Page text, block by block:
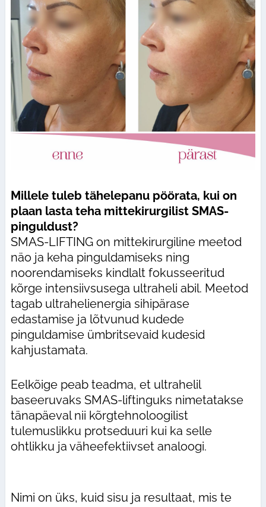
Millele tuleb tähelepanu pöörata, kui on
plaan lasta teha mittekirurgilist SMAS-
pinguldust?
SMAS-LIFTING on mittekirurgiline meetod
näo ja keha pinguldamiseks ning
noorendamiseks kindlalt fokusseeritud
kõrge intensiivsusega ultraheli abil. Meetod
tagab ultrahelienergia sihipärase
edastamise ja lõtvunud kudede
pinguldamise ümbritsevaid kudesid
kahjustamata.
Eelkõige peab teadma, et ultrahelil
baseeruvaks SMAS-liftinguks nimetatakse
tänapäeval nii kõrgtehnoloogilist
tulemuslikku protseduuri kui ka selle
ohtlikku ja väheefektiivset analoogi.
Nimi on üks, kuid sisu ja resultaat, mis te